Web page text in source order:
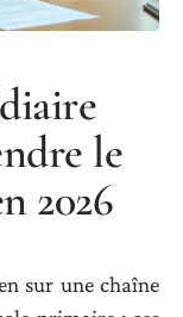
le
2026
sur une chaîne